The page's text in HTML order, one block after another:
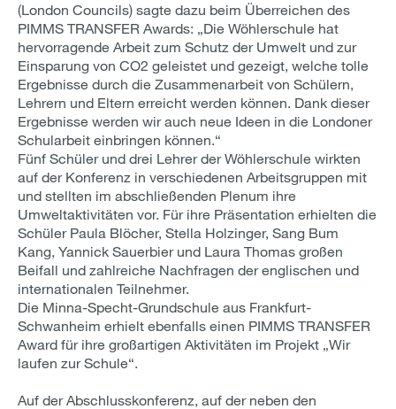
(London Councils) sagte dazu beim Überreichen des
PIMMS TRANSFER Awards: „Die Wöhlerschule hat
hervorragende Arbeit zum Schutz der Umwelt und zur
Einsparung von CO2 geleistet und gezeigt, welche tolle
Ergebnisse durch die Zusammenarbeit von Schülern,
Lehrern und Eltern erreicht werden können. Dank dieser
Ergebnisse werden wir auch neue Ideen in die Londoner
Schularbeit einbringen können.“
Fünf Schüler und drei Lehrer der Wöhlerschule wirkten
auf der Konferenz in verschiedenen Arbeitsgruppen mit
und stellten im abschließenden Plenum ihre
Umweltaktivitäten vor. Für ihre Präsentation erhielten die
Schüler Paula Blöcher, Stella Holzinger, Sang Bum
Kang, Yannick Sauerbier und Laura Thomas großen
Beifall und zahlreiche Nachfragen der englischen und
internationalen Teilnehmer.
Die Minna-Specht-Grundschule aus Frankfurt-
Schwanheim erhielt ebenfalls einen PIMMS TRANSFER
Award für ihre großartigen Aktivitäten im Projekt „Wir
laufen zur Schule“.
Auf der Abschlusskonferenz, auf der neben den